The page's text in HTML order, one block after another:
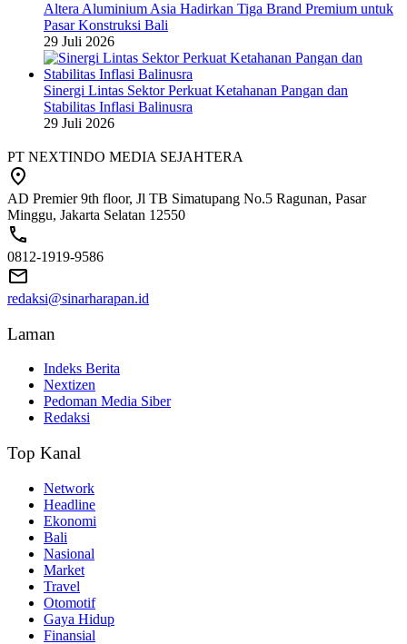
Altera Aluminium Asia Hadirkan Tiga Brand Premium untuk
Pasar Konstruksi Bali
29 Juli 2026
Sinergi Lintas Sektor Perkuat Ketahanan Pangan dan
Stabilitas Inflasi Balinusra
29 Juli 2026
PT NEXTINDO MEDIA SEJAHTERA
AD Premier 9th floor, Jl TB Simatupang No.5 Ragunan, Pasar
Minggu, Jakarta Selatan 12550
0812-1919-9586
redaksi@sinarharapan.id
Laman
Indeks Berita
Nextizen
Pedoman Media Siber
Redaksi
Top Kanal
Network
Headline
Ekonomi
Bali
Nasional
Market
Travel
Otomotif
Gaya Hidup
Finansial